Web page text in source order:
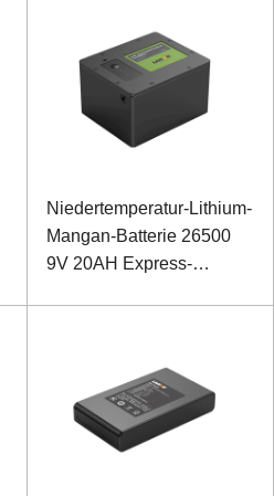
Niedertemperatur-Lithium-
Mangan-Batterie 26500
9V 20AH Express-